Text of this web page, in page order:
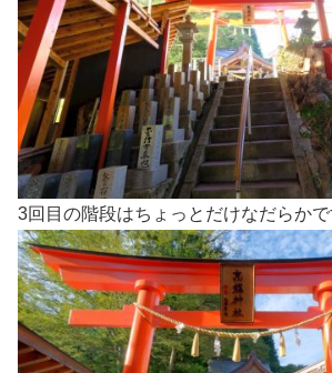
3回目の階段はちょっとだけなだらかで